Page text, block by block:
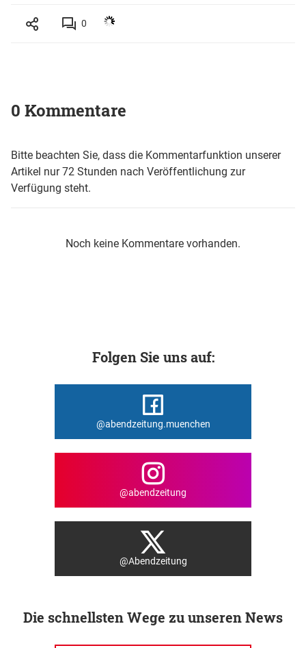
0
0 Kommentare
Bitte beachten Sie, dass die Kommentarfunktion unserer
Artikel nur 72 Stunden nach Veröffentlichung zur
Verfügung steht.
Noch keine Kommentare vorhanden.
Folgen Sie uns auf:
@abendzeitung.muenchen
@abendzeitung
@Abendzeitung
Die schnellsten Wege zu unseren News